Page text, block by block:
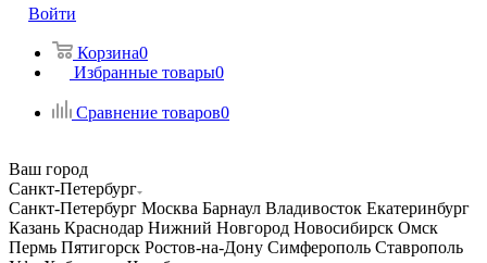
Войти
Корзина0
Избранные товары0
Сравнение товаров0
Ваш город
Санкт-Петербург
Санкт-Петербург Москва Барнаул Владивосток Екатеринбург
Казань Краснодар Нижний Новгород Новосибирск Омск
Пермь Пятигорск Ростов-на-Дону Симферополь Ставрополь